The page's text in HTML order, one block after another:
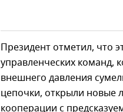
Президент отметил, что
управленческих команд,
внешнего давления
цепочки, открыли новые
кооперации с